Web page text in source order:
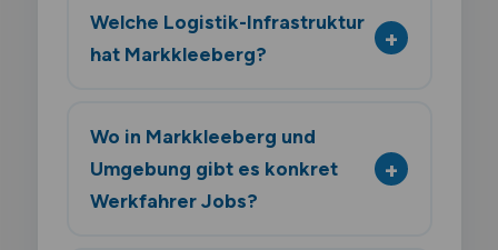
Welche Logistik-Infrastruktur
hat Markkleeberg?
Wo in Markkleeberg und
Umgebung gibt es konkret
Werkfahrer Jobs?